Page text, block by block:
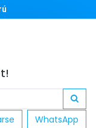
WhatsApp